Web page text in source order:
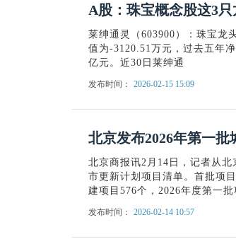
A股：珠宝概念股这3只
莱绅通灵（603900）：珠宝龙
值为-3120.51万元，过去五年
亿元。近30日莱绅通
发布时间： 2026-02-15 15:09
北京发布2026年第一
北京商报讯2月14日，记者从
市更新计划项目清单。首批项
建项目576个，2026年度第一批
发布时间： 2026-02-14 10:57